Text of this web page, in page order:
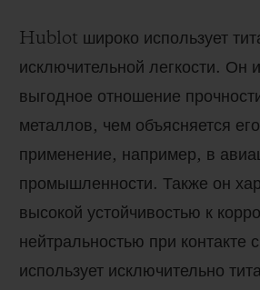
Hublot широко использует
исключительной легкости. Он
выгодное отношение
металлов, чем объясняется
применение, например, в
промышленности. Также он
высокой устойчивостью к
нейтральностью при
использует исключительно